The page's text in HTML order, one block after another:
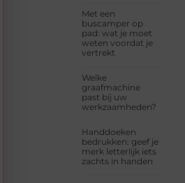
Met een
buscamper op
pad: wat je moet
weten voordat je
vertrekt
Welke
graafmachine
past bij uw
werkzaamheden?
Handdoeken
bedrukken: geef je
merk letterlijk iets
zachts in handen